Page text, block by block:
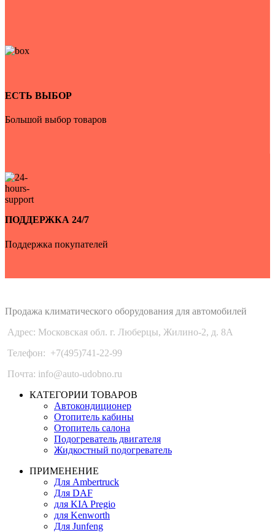
ЕСТЬ ВЫБОР
Большой выбор товаров
ПОДДЕРЖКА 24/7
Поддержка покупателей
Продажа климатического оборудования для автомобилей
Адрес: Московская обл. г. Люберцы, Жилино-2, д. 8A
Телефон: +7(495)741-22-99
Почта: info@auto-udobno.ru
КАТЕГОРИИ ТОВАРОВ
Автокондиционер
Отопитель кабины
Отопитель салона
Подогреватель двигателя
Жидкостный подогреватель
ПРИМЕНЕНИЕ
Для Ambertruck
Для DAF
для KIA Pregio
для Kenworth
Для Junfeng